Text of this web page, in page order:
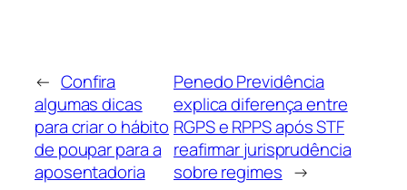
← Confira
algumas dicas
para criar o hábito
de poupar para a
aposentadoria
Penedo Previdência
explica diferença entre
RGPS e RPPS após STF
reafirmar jurisprudência
sobre regimes →